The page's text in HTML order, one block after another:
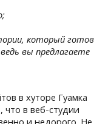
который готов
вы предлагаете
в хуторе Гуамка
что в веб-студии
и недорого. Не